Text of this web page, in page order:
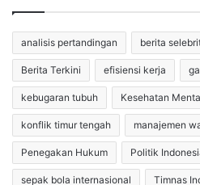
analisis pertandingan berita
Berita Terkini efisiensi kerja
kebugaran tubuh Kesehatan
konflik timur tengah manajemen
Penegakan Hukum Politik
sepak bola internasional Timnas